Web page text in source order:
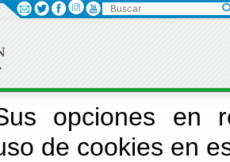
opciones en
de cookies en
Buscar